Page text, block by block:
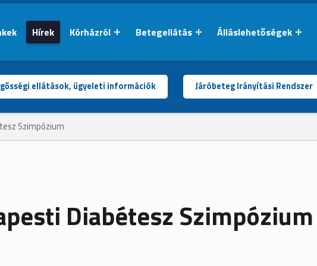
Hírek Kórházról Betegellátás Álláslehetőségek
ellátások, ügyeleti információk Járóbeteg Irányítási Rendszer
Szimpózium
Diabétesz Szimpózium